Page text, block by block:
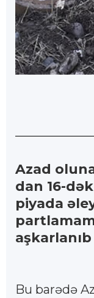
Azad
dan 16-
piyada
Bu barədə